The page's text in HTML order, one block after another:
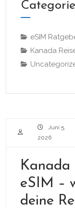
Juni 5,
2026
Kanada
eSIM –
deine
eSIM
Kanada